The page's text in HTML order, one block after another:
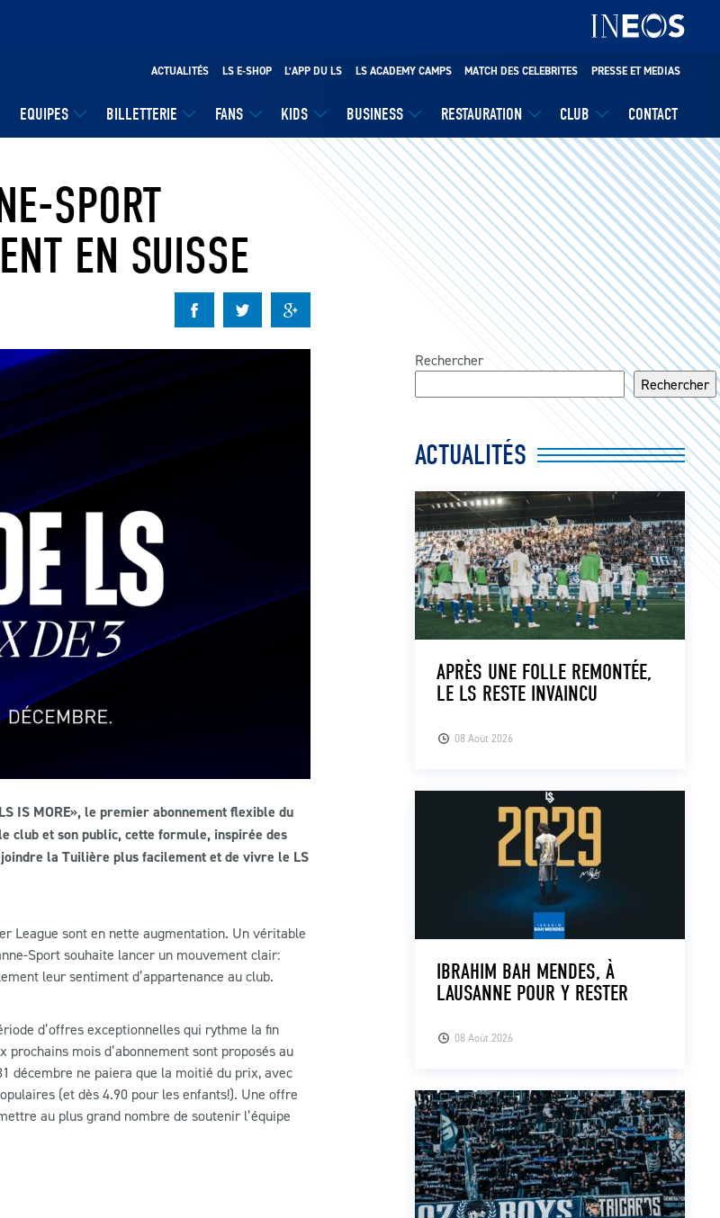
EQUIPES BILLETTERIE FANS KIDS BUSINESS RESTAURATION CLUB CONTACT
ACTUALITÉS LS E-SHOP L’APP DU LS LS ACADEMY CAMPS MATCH DES CELEBRITES PRESSE ET MEDIAS
SPORT
EN SUISSE
IS MORE», le premier abonnement flexible du
club et son public, cette formule, inspirée des
la Tuilière plus facilement et de vivre le LS
League sont en nette augmentation. Un véritable
Sport souhaite lancer un mouvement clair:
leur sentiment d’appartenance au club.
d’offres exceptionnelles qui rythme la fin
prochains mois d’abonnement sont proposés au
décembre ne paiera que la moitié du prix, avec
(et dès 4.90 pour les enfants!). Une offre
au plus grand nombre de soutenir l’équipe
Rechercher
Rechercher
ACTUALITÉS
08 Août 2026
APRÈS UNE FOLLE REMONTÉE,
LE LS RESTE INVAINCU
08 Août 2026
IBRAHIM BAH MENDES, À
LAUSANNE POUR Y RESTER